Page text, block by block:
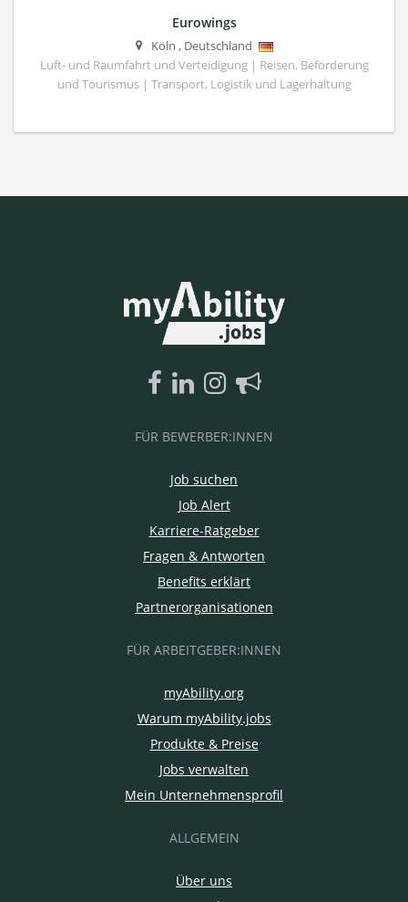
Eurowings
Köln , Deutschland
Luft- und Raumfahrt und Verteidigung | Reisen, Beförderung
und Tourismus | Transport, Logistik und Lagerhaltung
FÜR BEWERBER:INNEN
Job suchen
Job Alert
Karriere-Ratgeber
Fragen & Antworten
Benefits erklärt
Partnerorganisationen
FÜR ARBEITGEBER:INNEN
myAbility.org
Warum myAbility.jobs
Produkte & Preise
Jobs verwalten
Mein Unternehmensprofil
ALLGEMEIN
Über uns